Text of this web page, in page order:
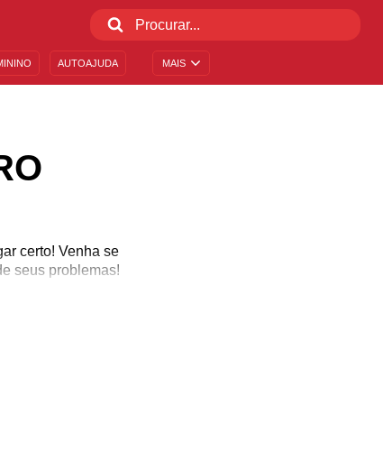
MAIS
AUTOAJUDA
certo! Venha se
seus problemas!